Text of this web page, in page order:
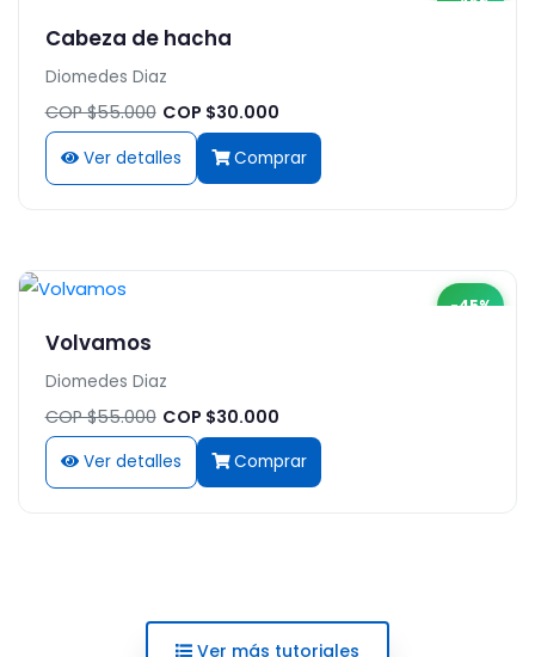
Cabeza de hacha
Diomedes Diaz
COP $55.000 COP $30.000
Ver detalles Comprar
-45%
Volvamos
Diomedes Diaz
COP $55.000 COP $30.000
Ver detalles Comprar
Ver más tutoriales